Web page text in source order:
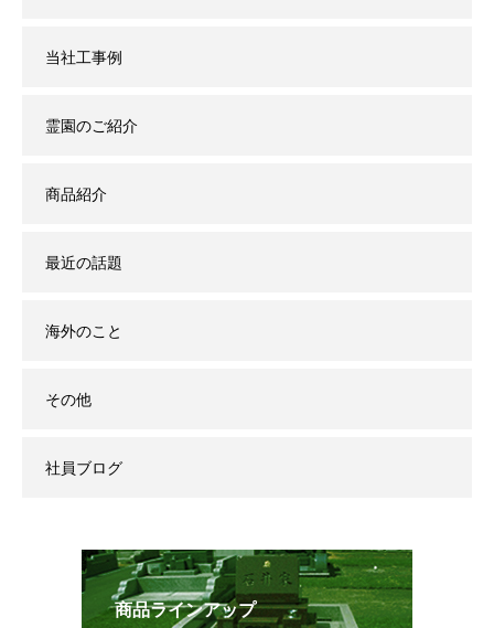
当社工事例
霊園のご紹介
商品紹介
最近の話題
海外のこと
その他
社員ブログ
商品ラインアップ